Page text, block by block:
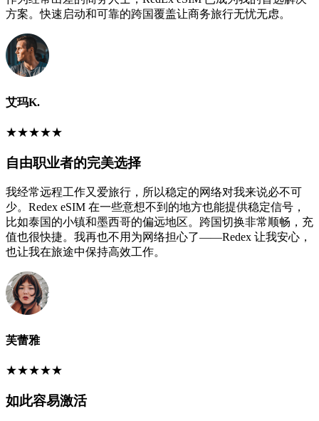
方案。快速启动和可靠的跨国覆盖让商务旅行无忧无虑。
艾玛K.
★★★★★
自由职业者的完美选择
我经常远程工作又爱旅行，所以稳定的网络对我来说必不可
少。Redex eSIM 在一些意想不到的地方也能提供稳定信号，
比如泰国的小镇和墨西哥的偏远地区。跨国切换非常顺畅，充
值也很快捷。我再也不用为网络担心了——Redex 让我安心，
也让我在旅途中保持高效工作。
芙蕾雅
★★★★★
如此容易激活